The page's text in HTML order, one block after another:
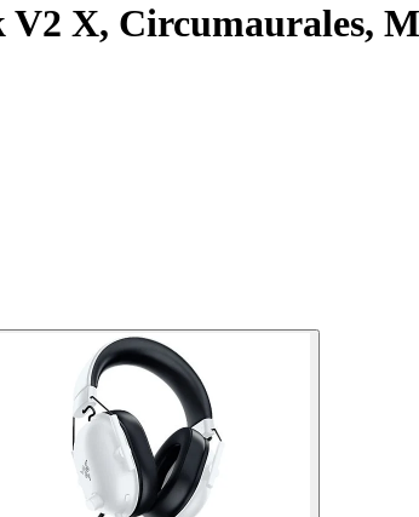
X, Circumaurales,